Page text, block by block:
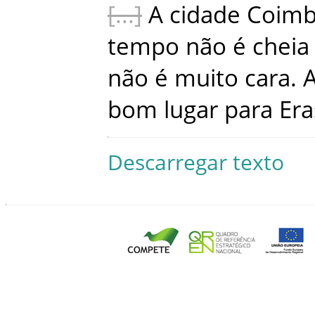
A cidade
tempo não é cheia
não é muito cara.
bom lugar para
Descarregar texto